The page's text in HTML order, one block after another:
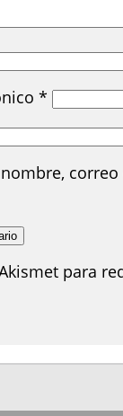
*
para